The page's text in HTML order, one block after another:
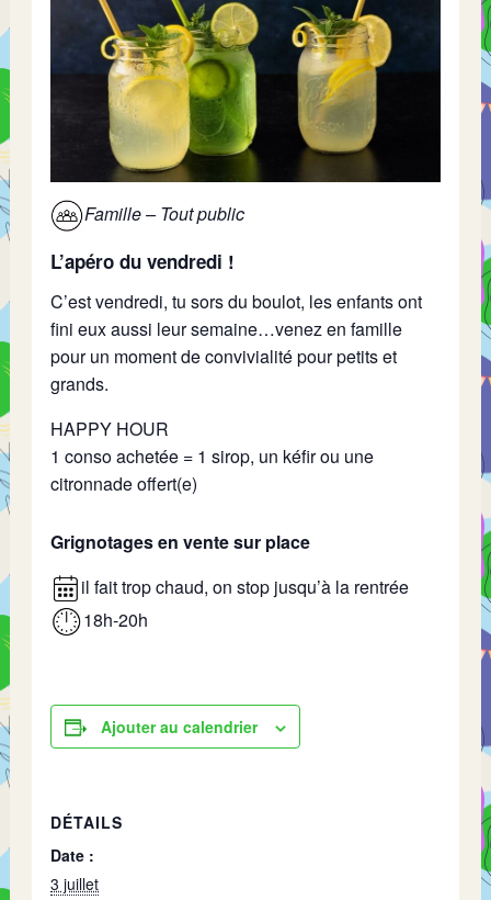
Famille – Tout public
L’apéro du vendredi !
C’est vendredi, tu sors du boulot, les enfants ont
fini eux aussi leur semaine…venez en famille
pour un moment de convivialité pour petits et
grands.
HAPPY HOUR
1 conso achetée = 1 sirop, un kéfir ou une
citronnade offert(e)
Grignotages en vente sur place
il fait trop chaud, on stop jusqu’à la rentrée
18h-20h
Ajouter au calendrier
DÉTAILS
Date :
3 juillet